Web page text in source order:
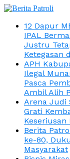
12 Dapur
IPAL
Justru
Ketegasan
APH
Ilegal
Pasca
Ambil Alih
Arena Judi
Grati
Keseriusan
Berita
ke-80,
Masyarakat